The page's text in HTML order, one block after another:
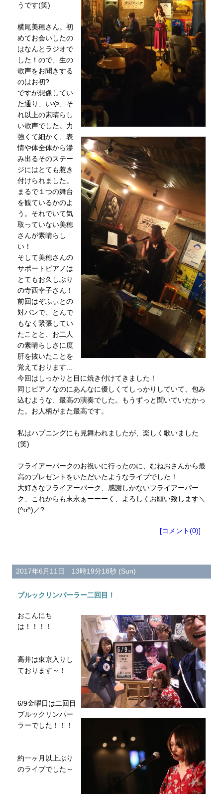
うです(笑)
横尾美穂さん。初
めてお会いしたの
はなんとラジオで
した！ので、生の
歌声をお聞きする
のはお初?
ですが想像してい
た通り、いや、そ
れ以上の素晴らし
い歌声でした。力
強くて細かく、表
情や体全体から滲
み出るそのステー
ジにはとても惹き
付けられました。
まるで１つの舞台
を観ているかのよ
う。それでいて気
取っていない美穂
さんが素晴らし
い！
そして美穂さんの
サポートピアノは
とてもお久しぶり
の寺西幸子さん！
前回はぞふぃとの
対バンで、とんで
もなく緊張してい
たことと、お二人
の素晴らしさに度
肝を抜いたことを
覚えております...
今回はしっかりと目に焼き付けてきました！
同じピアノなのにあんなに優しくてしっかりしていて、包み
込むような、最高の演奏でした。もうずっと聞いていたかっ
た。お人柄がまた最高です。
私はハプニングにも見舞われましたが、楽しく歌いました
(笑)
フライアーパークのお祝いに行ったのに、むねおさんから最
高のプレゼントをいただいたようなライブでした！
大好きなフライアーパーク、感謝しかないフライアーパー
ク、これからも末永ぁーーーく、よろしくお願い致します＼
(^o^)／?
[コメント(0)]
2017年6月11日 13時19分18秒 (Sun)
ブルックリンパーラー二回目！
おこんにち
は！！！！
高井は東京入りし
ております～！
6/9金曜日は二回目
ブルックリンパー
ラーでした！！！
約一ヶ月以上ぶり
のライブでした～